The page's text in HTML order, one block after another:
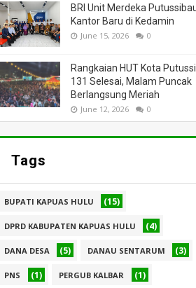
BRI Unit Merdeka
Kantor Baru di Kedamin
June 15, 2026 0
Rangkaian HUT Kota
131 Selesai, Malam Puncak
Berlangsung Meriah
June 12, 2026 0
Tags
BUPATI KAPUAS HULU (15)
DPRD KABUPATEN KAPUAS HULU (4)
DANA DESA (5) DANAU SENTARUM (3)
PNS (1) PERGUB KALBAR (1)